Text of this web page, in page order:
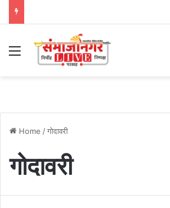
Menu
Home /गोदावरी
गोदावरी